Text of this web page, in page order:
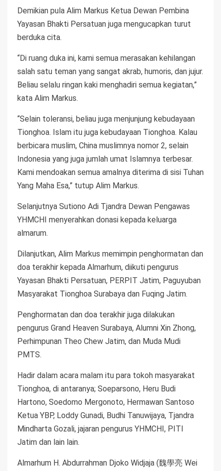
Demikian pula Alim Markus Ketua Dewan Pembina
Yayasan Bhakti Persatuan juga mengucapkan turut
berduka cita.
“Di ruang duka ini, kami semua merasakan kehilangan
salah satu teman yang sangat akrab, humoris, dan jujur.
Beliau selalu ringan kaki menghadiri semua kegiatan,”
kata Alim Markus.
“Selain toleransi, beliau juga menjunjung kebudayaan
Tionghoa. Islam itu juga kebudayaan Tionghoa. Kalau
berbicara muslim, China muslimnya nomor 2, selain
Indonesia yang juga jumlah umat Islamnya terbesar.
Kami mendoakan semua amalnya diterima di sisi Tuhan
Yang Maha Esa,” tutup Alim Markus.
Selanjutnya Sutiono Adi Tjandra Dewan Pengawas
YHMCHI menyerahkan donasi kepada keluarga
almarum.
Dilanjutkan, Alim Markus memimpin penghormatan dan
doa terakhir kepada Almarhum, diikuti pengurus
Yayasan Bhakti Persatuan, PERPIT Jatim, Paguyuban
Masyarakat Tionghoa Surabaya dan Fuqing Jatim.
Penghormatan dan doa terakhir juga dilakukan
pengurus Grand Heaven Surabaya, Alumni Xin Zhong,
Perhimpunan Theo Chew Jatim, dan Muda Mudi
PMTS.
Hadir dalam acara malam itu para tokoh masyarakat
Tionghoa, di antaranya; Soeparsono, Heru Budi
Hartono, Soedomo Mergonoto, Hermawan Santoso
Ketua YBP, Loddy Gunadi, Budhi Tanuwijaya, Tjandra
Mindharta Gozali, jajaran pengurus YHMCHI, PITI
Jatim dan lain lain.
Almarhum H. Abdurrahman Djoko Widjaja (魏學亮 Wei